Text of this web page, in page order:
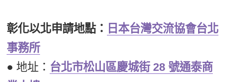
彰化以北申請地點： 日本台灣交流協會台北
事務所
● 地址： 台北市松山區慶城街 28 號通泰商